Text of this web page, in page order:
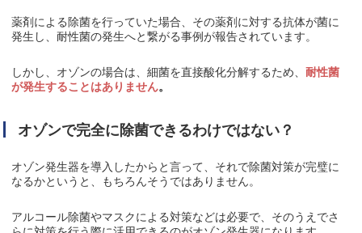
薬剤による除菌を行っていた場合、その薬剤に対する抗体が菌に
発生し、耐性菌の発生へと繋がる事例が報告されています。
しかし、オゾンの場合は、細菌を直接酸化分解するため、 耐性菌
が発生することはありません。
オゾンで完全に除菌できるわけではない？
オゾン発生器を導入したからと言って、それで除菌対策が完璧に
なるかというと、もちろんそうではありません。
アルコール除菌やマスクによる対策などは必要で、そのうえでさ